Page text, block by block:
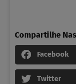
Compartilhe
Facebook
Twitter